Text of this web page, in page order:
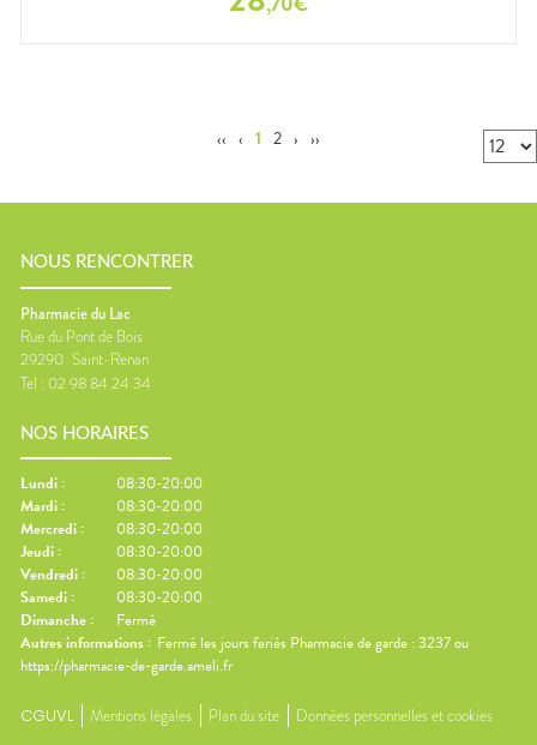
‹‹ ‹ 1 2 › ››
NOUS RENCONTRER
Pharmacie du Lac
Rue du Pont de Bois
29290 Saint-Renan
Tel : 02 98 84 24 34
NOS HORAIRES
Lundi :
08:30-20:00
Mardi :
08:30-20:00
Mercredi :
08:30-20:00
Jeudi :
08:30-20:00
Vendredi :
08:30-20:00
Samedi :
08:30-20:00
Dimanche :
Fermé
Autres informations : Fermé les jours feriés Pharmacie de garde : 3237 ou
https://pharmacie-de-garde.ameli.fr
CGUVL Mentions légales Plan du site Données personnelles et cookies